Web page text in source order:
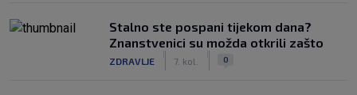
Stalno ste pospani tijekom dana?
Znanstvenici su možda otkrili zašto
ZDRAVLJE 7. kol. 0